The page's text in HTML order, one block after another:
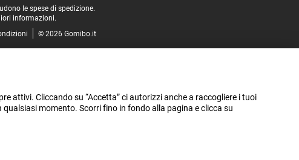
le spese di spedizione.
informazioni.
© 2026 Gomibo.it
attivi. Cliccando su “Accetta” ci autorizzi anche a raccogliere i tuoi
momento. Scorri fino in fondo alla pagina e clicca su